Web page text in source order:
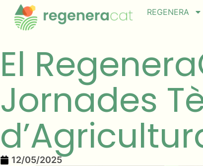
REGENERA
El
Jornades
12/05/2025